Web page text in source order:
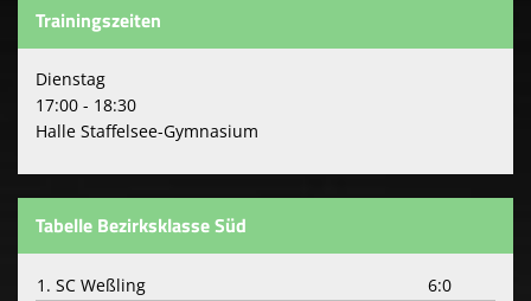
Trainingszeiten
Dienstag
17:00 - 18:30
Halle Staffelsee-Gymnasium
Tabelle Bezirksklasse Süd
1. SC Weßling
6:0